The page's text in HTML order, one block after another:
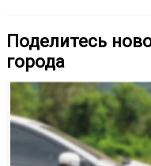
Поделитесь
города